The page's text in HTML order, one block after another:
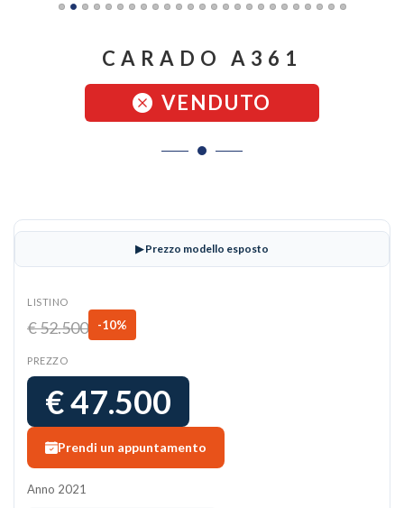
CARADO A361
VENDUTO
▶ Prezzo modello esposto
LISTINO
€ 52.500 -10%
PREZZO
€ 47.500
Prendi un appuntamento
Anno 2021